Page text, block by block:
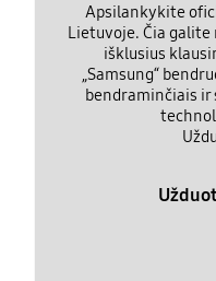
Apsilankykite
Lietuvoje. Čia
išklusius
„Samsung“
bendraminčiais ir